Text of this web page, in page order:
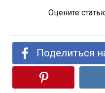
Оцените
Поделиться